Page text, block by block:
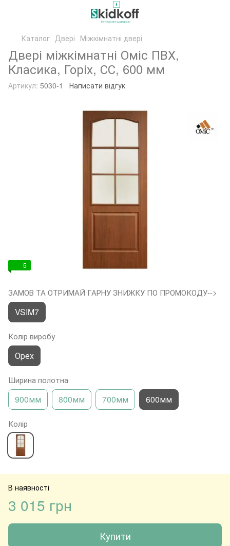
Каталог Двері Міжкімнатні двері
Двері міжкімнатні Оміс ПВХ,
Класика, Горіх, СС, 600 мм
Артикул: 5030-1 Написати відгук
5
ЗАМОВ ТА ОТРИМАЙ ГАРНУ ЗНИЖКУ ПО ПРОМОКОДУ-->
VSIM7
Колір виробу
Орех
Ширина полотна
900мм 800мм 700мм 600мм
Колір
В наявності
3 015 грн
Купити